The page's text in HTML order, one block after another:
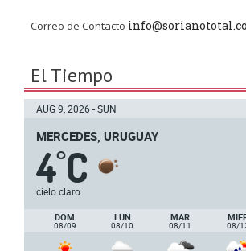
Correo de Contacto
El Tiempo
AUG 9, 2026 - SUN
MERCEDES, URUGUAY
4°C
cielo claro
DOM
08/09
LUN
08/10
MAR
08/11 08/